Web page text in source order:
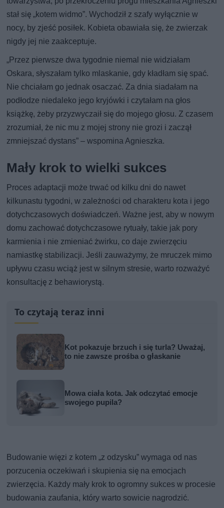
stał się „kotem widmo”. Wychodził z szafy wyłącznie w
nocy, by zjeść posiłek. Kobieta obawiała się, że zwierzak
nigdy jej nie zaakceptuje.
„Przez pierwsze dwa tygodnie niemal nie widziałam
Oskara, słyszałam tylko mlaskanie, gdy kładłam się spać.
Nie chciałam go jednak osaczać. Za dnia siadałam na
podłodze niedaleko jego kryjówki i czytałam na głos
książkę, żeby przyzwyczaił się do mojego głosu. Z czasem
zrozumiał, że nic mu z mojej strony nie grozi i zaczął
zmniejszać dystans” – wspomina Agnieszka.
Mały krok to wielki sukces
Proces adaptacji może trwać od kilku dni do nawet
kilkunastu tygodni, w zależności od charakteru kota i jego
dotychczasowych doświadczeń. Ważne jest, aby w nowym
domu zachować dotychczasowe rytuały, takie jak pory
karmienia i nie zmieniać żwirku, co daje zwierzęciu
namiastkę stabilizacji. Jeśli zauważymy, że mruczek mimo
upływu czasu wciąż jest w silnym stresie, warto rozważyć
konsultację z behawiorystą.
To czytają teraz inni
Kot pokazuje brzuch i się turla? Uważaj,
to nie zawsze prośba o głaskanie
Mowa ciała kota. Jak odczytać emocje
swojego pupila?
Budowanie więzi z kotem „z odzysku” wymaga od nas
porzucenia oczekiwań i skupienia się na emocjach
zwierzęcia. Każdy mały krok to ogromny sukces w procesie
budowania zaufania, który warto sowicie nagrodzić.